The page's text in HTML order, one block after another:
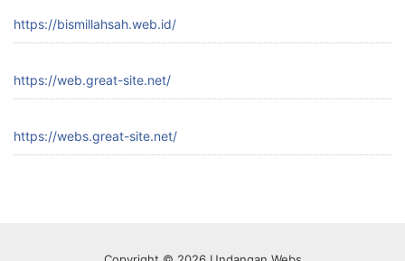
https://bismillahsah.web.id/
https://web.great-site.net/
https://webs.great-site.net/